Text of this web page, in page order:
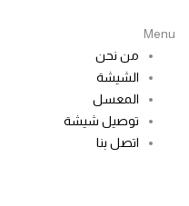
Menu
من نحن
الشيشة
المعسل
توصيل شيشة
اتصل بنا